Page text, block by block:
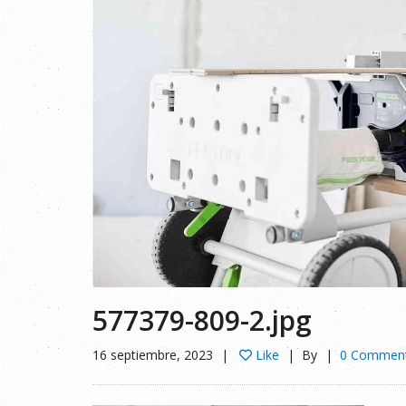
577379-809-2.jpg
16 septiembre, 2023 Like By 0